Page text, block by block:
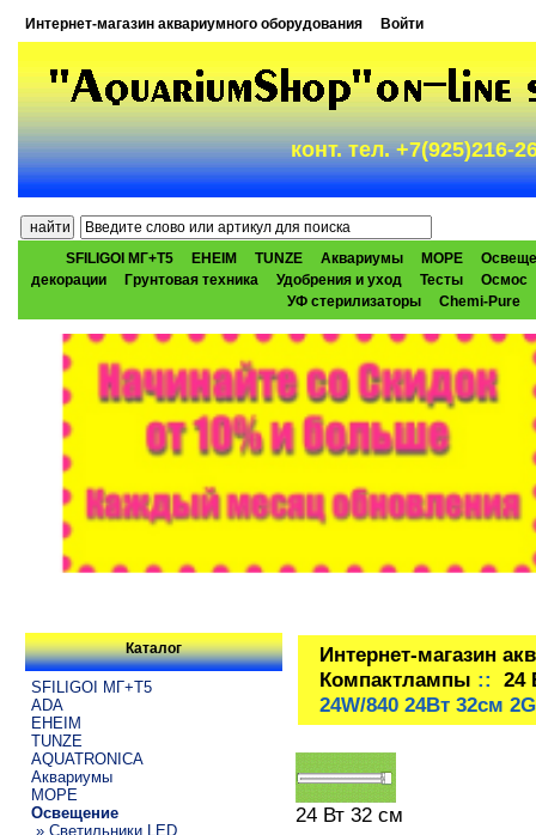
Интернет-магазин аквариумного оборудования Войти
конт. тел. +7(925)216-
SFILIGOI МГ+Т5 EHEIM TUNZE Аквариумы МОРЕ
декорации
Грунтовая техника Удобрения и уход Тесты
Осмос
УФ стерилизаторы
Chemi-Pure
Каталог
SFILIGOI МГ+Т5
ADA
EHEIM
TUNZE
AQUATRONICA
Аквариумы
МОРЕ
Освещение
» Светильники LED
Интернет-магазин
Компактлампы :: 24
24W/840 24Вт 32см
24 Вт 32 см